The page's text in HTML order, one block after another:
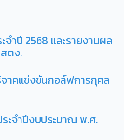
จำปี 2568 และรายงานผล
ตง.
จาคแข่งขันกอล์ฟการกุศล
ระจำปีงบประมาณ พ.ศ.